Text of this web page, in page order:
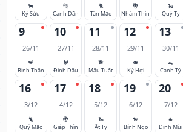
🐂
Kỷ Sửu
🐅
Canh Dần
🐈
Tân Mão
🐉
Nhâm Thìn
🐍
Quý Tỵ
9
26/11
🐒
Bính Thân
10
27/11
🐓
Đinh Dậu
11
28/11
🐕
Mậu Tuất
12
29/11
🐖
Kỷ Hợi
13
30/11
🐀
Canh Tý
16
3/12
🐈
Quý Mão
17
4/12
🐉
Giáp Thìn
18
5/12
🐍
Ất Tỵ
19
6/12
🐎
Bính Ngọ
20
7/12
🐐
Đinh Mùi